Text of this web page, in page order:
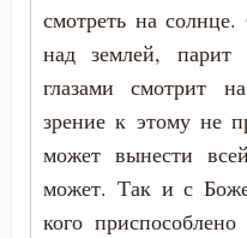
смотреть на
над землей,
глазами смотрит
зрение к этому не
может вынести
может. Так и с
кого